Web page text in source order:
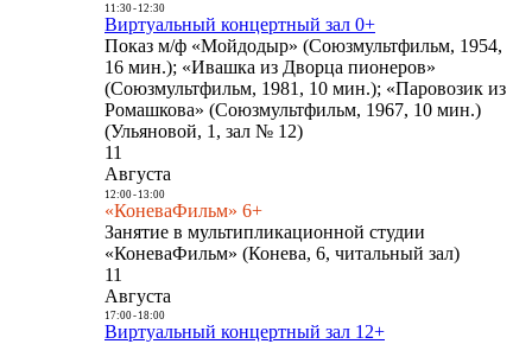
11:30- 12:30
Виртуальный концертный зал 0+
Показ м/ф «Мойдодыр» (Союзмультфильм, 1954,
16 мин.); «Ивашка из Дворца пионеров»
(Союзмультфильм, 1981, 10 мин.); «Паровозик из
Ромашкова» (Союзмультфильм, 1967, 10 мин.)
(Ульяновой, 1, зал № 12)
11
Августа
12:00- 13:00
«КоневаФильм» 6+
Занятие в мультипликационной студии
«КоневаФильм» (Конева, 6, читальный зал)
11
Августа
17:00- 18:00
Виртуальный концертный зал 12+